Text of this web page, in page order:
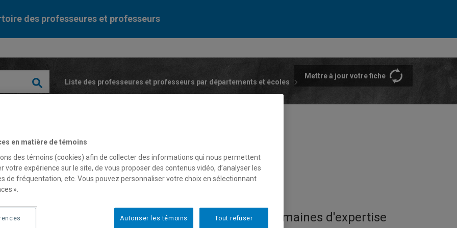
des professeures et professeurs
Liste des professeures et professeurs par départements et écoles
Mettre à jour votre fiche
Lemieux
Domaines d'expertise
en matière de témoins
des témoins (cookies) afin de collecter des informations qui nous permettent
votre expérience sur le site, de vous proposer des contenus vidéo, d’analyser les
de fréquentation, etc. Vous pouvez personnaliser votre choix en sélectionnant
».
Tout refuser
Autoriser les témoins